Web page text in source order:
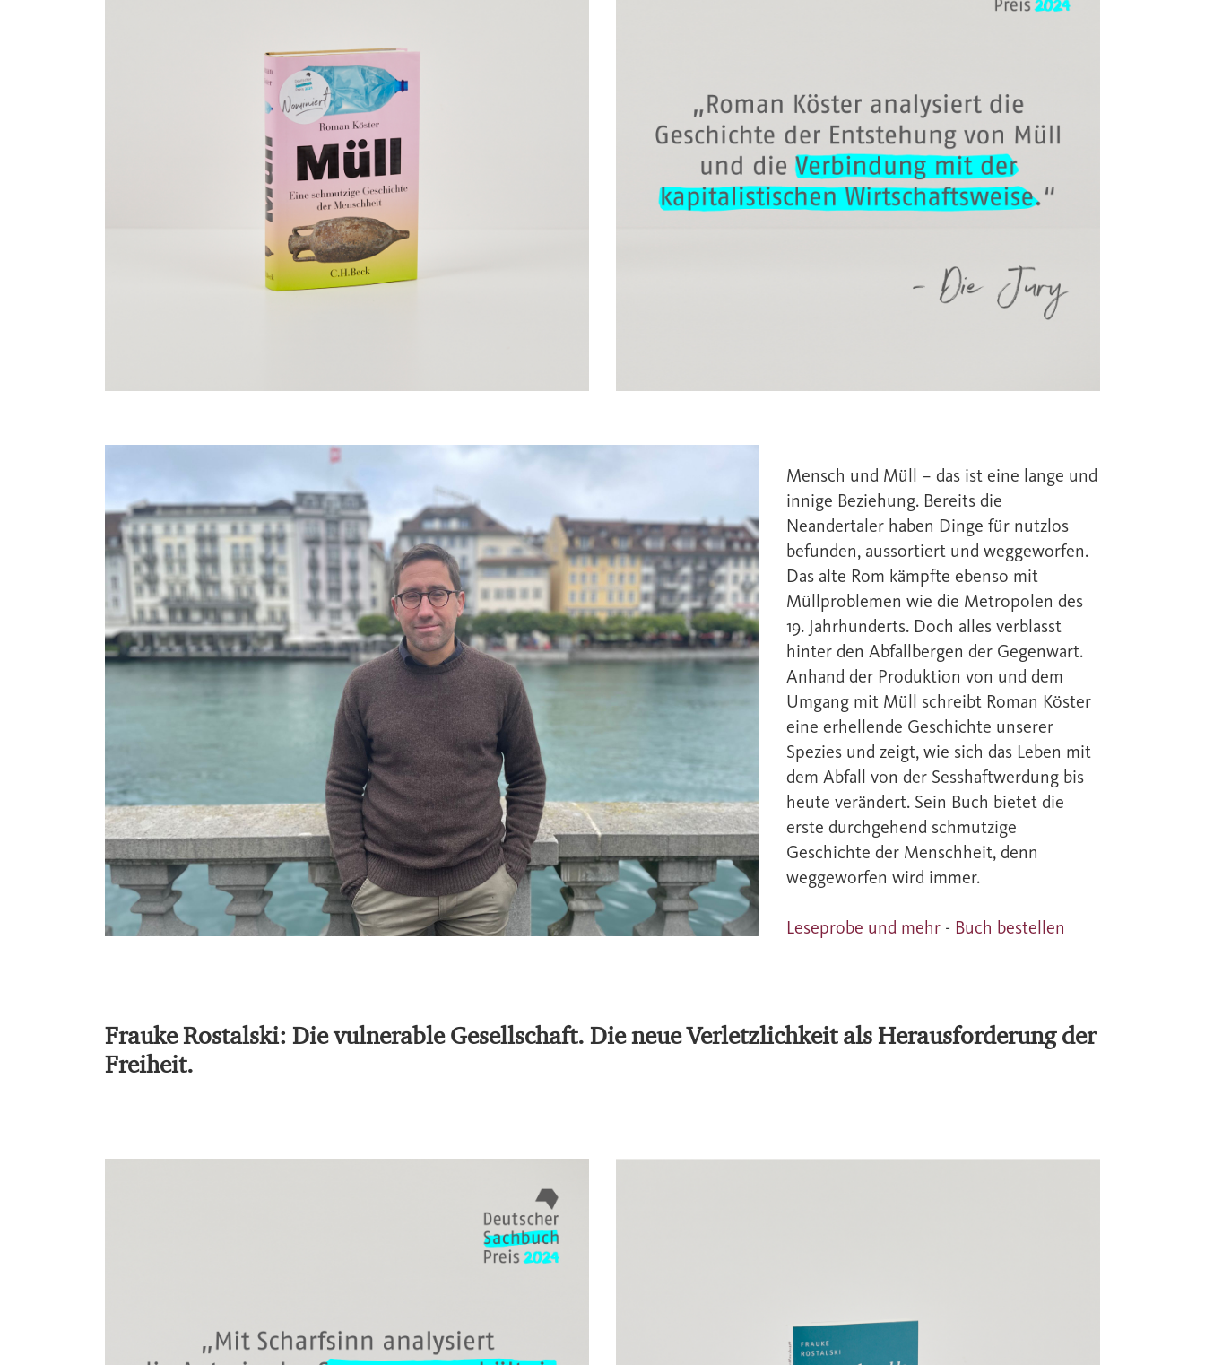
Mensch und Müll – das ist eine lange und
innige Beziehung. Bereits die
Neandertaler haben Dinge für nutzlos
befunden, aussortiert und weggeworfen.
Das alte Rom kämpfte ebenso mit
Müllproblemen wie die Metropolen des
19. Jahrhunderts. Doch alles verblasst
hinter den Abfallbergen der Gegenwart.
Anhand der Produktion von und dem
Umgang mit Müll schreibt Roman Köster
eine erhellende Geschichte unserer
Spezies und zeigt, wie sich das Leben mit
dem Abfall von der Sesshaftwerdung bis
heute verändert. Sein Buch bietet die
erste durchgehend schmutzige
Geschichte der Menschheit, denn
weggeworfen wird immer.
Leseprobe und mehr - Buch bestellen
Frauke Rostalski: Die vulnerable Gesellschaft. Die neue Verletzlichkeit als Herausforderung der
Freiheit.